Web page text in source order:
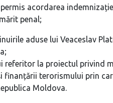
acordarea
penal;
aduse lui Veaceslav
referitor la proiectul privind
finanțării terorismului prin
Moldova.